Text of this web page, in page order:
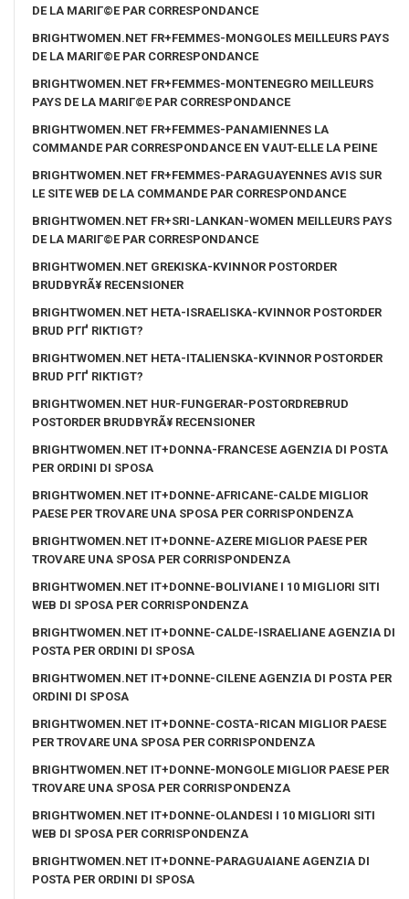
DE LA MARIГ©E PAR CORRESPONDANCE
BRIGHTWOMEN.NET FR+FEMMES-MONGOLES MEILLEURS PAYS
DE LA MARIГ©E PAR CORRESPONDANCE
BRIGHTWOMEN.NET FR+FEMMES-MONTENEGRO MEILLEURS
PAYS DE LA MARIГ©E PAR CORRESPONDANCE
BRIGHTWOMEN.NET FR+FEMMES-PANAMIENNES LA
COMMANDE PAR CORRESPONDANCE EN VAUT-ELLE LA PEINE
BRIGHTWOMEN.NET FR+FEMMES-PARAGUAYENNES AVIS SUR
LE SITE WEB DE LA COMMANDE PAR CORRESPONDANCE
BRIGHTWOMEN.NET FR+SRI-LANKAN-WOMEN MEILLEURS PAYS
DE LA MARIГ©E PAR CORRESPONDANCE
BRIGHTWOMEN.NET GREKISKA-KVINNOR POSTORDER
BRUDBYRÃ¥ RECENSIONER
BRIGHTWOMEN.NET HETA-ISRAELISKA-KVINNOR POSTORDER
BRUD PГҐ RIKTIGT?
BRIGHTWOMEN.NET HETA-ITALIENSKA-KVINNOR POSTORDER
BRUD PГҐ RIKTIGT?
BRIGHTWOMEN.NET HUR-FUNGERAR-POSTORDREBRUD
POSTORDER BRUDBYRÃ¥ RECENSIONER
BRIGHTWOMEN.NET IT+DONNA-FRANCESE AGENZIA DI POSTA
PER ORDINI DI SPOSA
BRIGHTWOMEN.NET IT+DONNE-AFRICANE-CALDE MIGLIOR
PAESE PER TROVARE UNA SPOSA PER CORRISPONDENZA
BRIGHTWOMEN.NET IT+DONNE-AZERE MIGLIOR PAESE PER
TROVARE UNA SPOSA PER CORRISPONDENZA
BRIGHTWOMEN.NET IT+DONNE-BOLIVIANE I 10 MIGLIORI SITI
WEB DI SPOSA PER CORRISPONDENZA
BRIGHTWOMEN.NET IT+DONNE-CALDE-ISRAELIANE AGENZIA DI
POSTA PER ORDINI DI SPOSA
BRIGHTWOMEN.NET IT+DONNE-CILENE AGENZIA DI POSTA PER
ORDINI DI SPOSA
BRIGHTWOMEN.NET IT+DONNE-COSTA-RICAN MIGLIOR PAESE
PER TROVARE UNA SPOSA PER CORRISPONDENZA
BRIGHTWOMEN.NET IT+DONNE-MONGOLE MIGLIOR PAESE PER
TROVARE UNA SPOSA PER CORRISPONDENZA
BRIGHTWOMEN.NET IT+DONNE-OLANDESI I 10 MIGLIORI SITI
WEB DI SPOSA PER CORRISPONDENZA
BRIGHTWOMEN.NET IT+DONNE-PARAGUAIANE AGENZIA DI
POSTA PER ORDINI DI SPOSA